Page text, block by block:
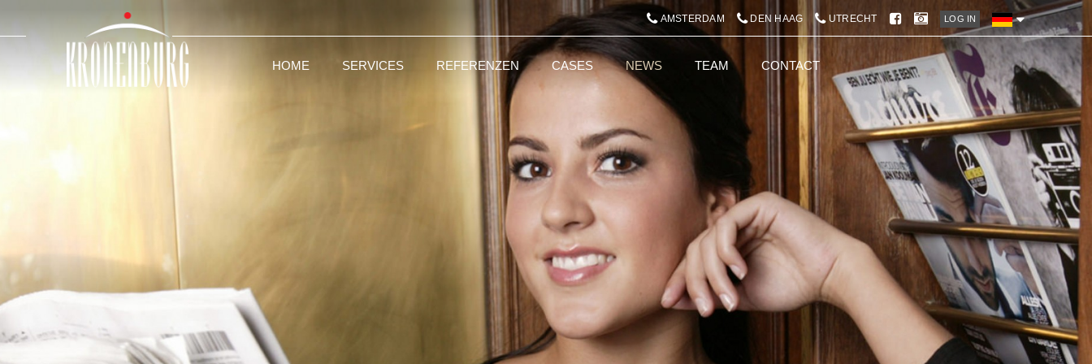
AMSTERDAM DEN HAAG UTRECHT LOG IN
HOME SERVICES REFERENZEN CASES NEWS TEAM CONTACT